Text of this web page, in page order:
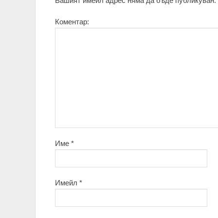
Коментар:
Име *
Имейл *